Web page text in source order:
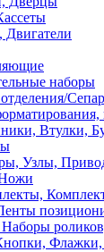
наборы
Втулки,
Узлы,
Флажки,